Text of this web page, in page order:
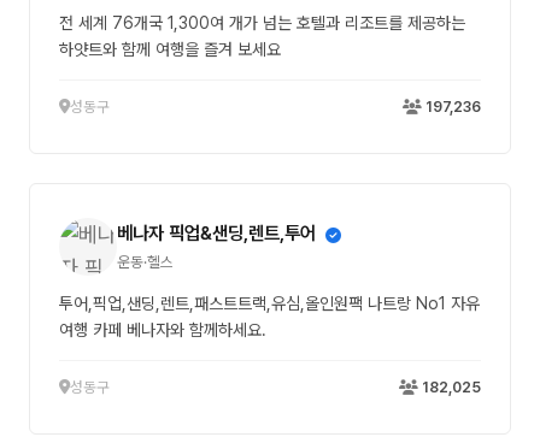
전 세계 76개국 1,300여 개가 넘는 호텔과 리조트를 제공하는
하얏트와 함께 여행을 즐겨 보세요
성동구 197,236
베나자 픽업&샌딩,렌트,투어
운동·헬스
투어,픽업,샌딩,렌트,패스트트랙,유심,올인원팩 나트랑 No1 자유
여행 카페 베나자와 함께하세요.
성동구 182,025